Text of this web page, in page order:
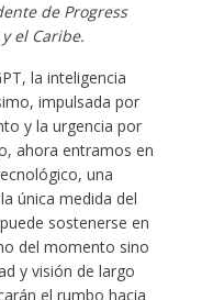
de Progress
el Caribe.
la inteligencia
impulsada por
y la urgencia por
ahora entramos en
una
única medida del
sostenerse en
del momento sino
y visión de largo
el rumbo hacia